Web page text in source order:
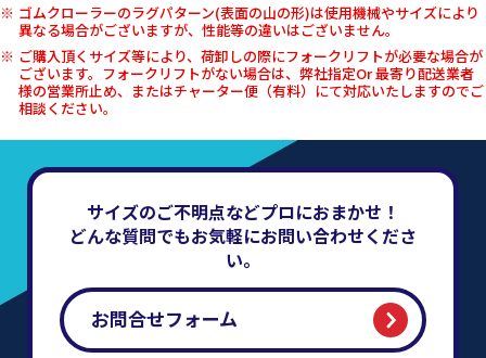
ゴムクローラーのラグパターン(表面の山の形)は使用機械やサイズにより
異なる場合がございますが、性能等の違いはございません。
ご購入頂くサイズ等により、荷卸しの際にフォークリフトが必要な場合が
ございます。フォークリフトがない場合は、弊社指定Or 最寄り配送業者
様の営業所止め、またはチャーター便（有料）にて対応いたしますのでご
相談ください。
サイズのご不明点などプロにおまかせ！
どんな質問でもお気軽にお問い合わせくださ
い。
お問合せフォーム